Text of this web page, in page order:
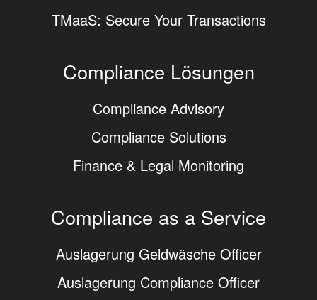
TMaaS: Secure Your Transactions
Compliance Lösungen
Compliance Advisory
Compliance Solutions
Finance & Legal Monitoring
Compliance as a Service
Auslagerung Geldwäsche Officer
Auslagerung Compliance Officer